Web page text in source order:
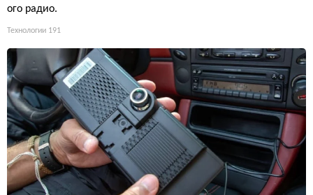
ого радио.
Технологии 191